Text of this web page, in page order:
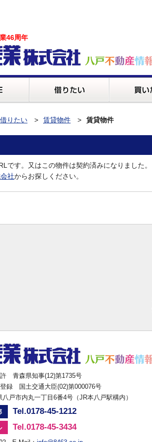
46周年
借りたい 賃貸物件 賃貸物件
です。又はこの物件は契約済みになりました。
社からお探しください。
青森県知事(12)第1735号
録 国土交通大臣(02)第000076号
戸市内丸一丁目6番4号（JR本八戸駅構内）
Tel.0178-45-1212
Tel.0178-45-3434